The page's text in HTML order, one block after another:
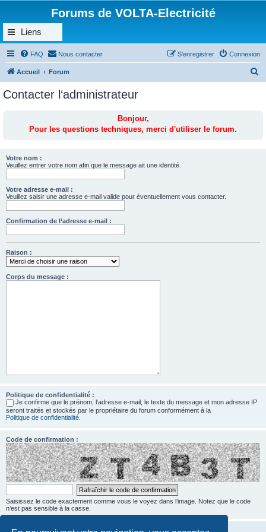
Forums de VOLTA-Electricité
Liens
FAQ Nous contacter Connexion
S’enregistrer
Accueil Forum
Contacter l‘administrateur
Bonjour,
Pour les questions techniques, merci d'utiliser le forum.
Votre nom :
Veuillez entrer votre nom afin que le message ait une identité.
Votre adresse e-mail :
Veuillez saisir une adresse e-mail valide pour éventuellement vous contacter.
Confirmation de l‘adresse e-mail :
Raison :
Corps du message :
Politique de confidentialité :
Je confirme que le prénom, l‘adresse e-mail, le texte du message et mon adresse IP
seront traités et stockés par le propriétaire du forum conformément à la
Politique de confidentialité
Code de confirmation :
Saisissez le code exactement comme vous le voyez dans l’image. Notez que le code
n’est pas sensible à la casse.